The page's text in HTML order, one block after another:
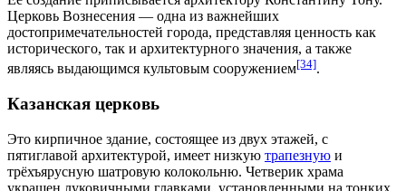
Церковь Вознесения — одна из важнейших
достопримечательностей города, представляя ценность как
исторического, так и архитектурного значения, а также
являясь выдающимся культовым сооружением[34].
Казанская церковь
Это кирпичное здание, состоящее из двух этажей, с
пятиглавой архитектурой, имеет низкую трапезную и
трёхъярусную шатровую колокольню. Четверик храма
украшен луковичными главками, установленными на тонких